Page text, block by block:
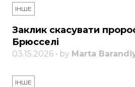
ІНШЕ
Заклик скасувати
Брюсселі
03.15.2026 • by Marta
ІНШЕ